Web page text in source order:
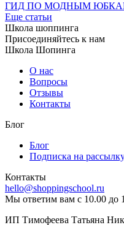
ГИД ПО МОДНЫМ
Еще статьи
Школа шоппинга
Присоединяйтесь к нам
Школа Шопинга
О нас
Вопросы
Отзывы
Контакты
Блог
Блог
Подписка на
Контакты
hello@shoppingschool.ru
Мы ответим вам с 10.00 до
ИП Тимофеева Татьяна